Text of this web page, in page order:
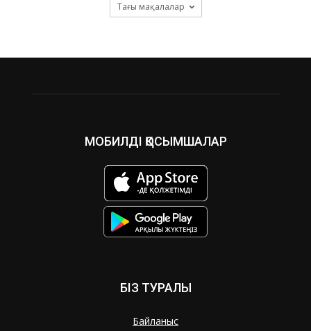
Тағы мақалалар
МОБИЛДІ ҚОСЫМШАЛАР
БІЗ ТУРАЛЫ
Байланыс